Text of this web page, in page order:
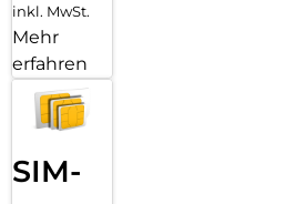
inkl. MwSt.
Mehr
erfahren
SIM-